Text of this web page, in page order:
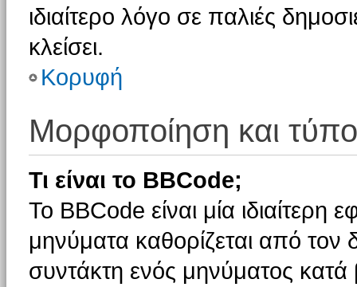
ιδιαίτερο λόγο σε παλιές
κλείσει.
Κορυφή
Μορφοποίηση και
Τι είναι το BBCode;
Το BBCode είναι μία
μηνύματα καθορίζεται από τον
συντάκτη ενός μηνύματος